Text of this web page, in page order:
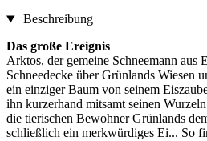
Beschreibung
Das große Ereignis
Arktos, der gemeine Schneemann aus
Schneedecke über Grünlands Wiesen
ein einziger Baum von seinem
ihn kurzerhand mitsamt seinen
die tierischen Bewohner Grünlands
schließlich ein merkwürdiges Ei... So